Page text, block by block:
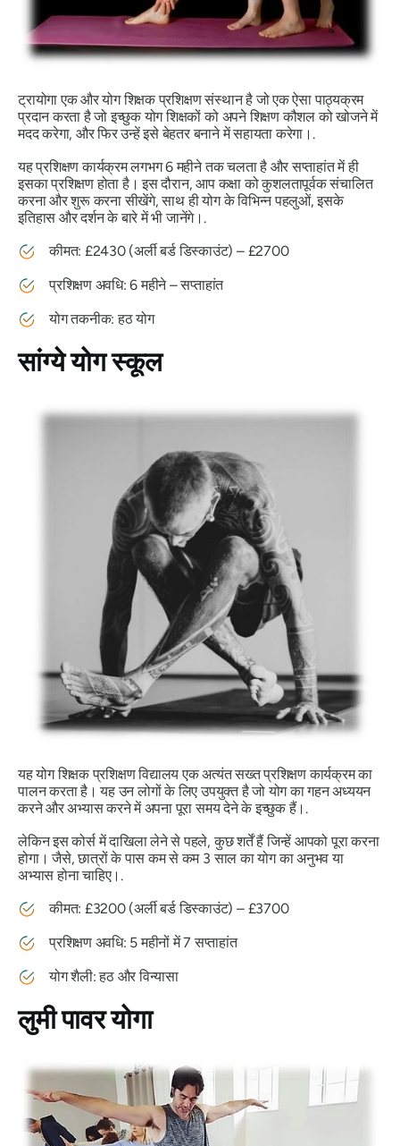
ट्रायोगा एक और योग शिक्षक प्रशिक्षण संस्थान है जो एक ऐसा पाठ्यक्रम
प्रदान करता है जो इच्छुक योग शिक्षकों को अपने शिक्षण कौशल को खोजने में
मदद करेगा, और फिर उन्हें इसे बेहतर बनाने में सहायता करेगा।.
यह प्रशिक्षण कार्यक्रम लगभग 6 महीने तक चलता है और सप्ताहांत में ही
इसका प्रशिक्षण होता है। इस दौरान, आप कक्षा को कुशलतापूर्वक संचालित
करना और शुरू करना सीखेंगे, साथ ही योग के विभिन्न पहलुओं, इसके
इतिहास और दर्शन के बारे में भी जानेंगे।.
कीमत: £2430 (अर्ली बर्ड डिस्काउंट) – £2700
प्रशिक्षण अवधि: 6 महीने – सप्ताहांत
योग तकनीक: हठ योग
सांग्ये योग स्कूल
यह योग शिक्षक प्रशिक्षण विद्यालय एक अत्यंत सख्त प्रशिक्षण कार्यक्रम का
पालन करता है। यह उन लोगों के लिए उपयुक्त है जो योग का गहन अध्ययन
करने और अभ्यास करने में अपना पूरा समय देने के इच्छुक हैं।.
लेकिन इस कोर्स में दाखिला लेने से पहले, कुछ शर्तें हैं जिन्हें आपको पूरा करना
होगा। जैसे, छात्रों के पास कम से कम 3 साल का योग का अनुभव या
अभ्यास होना चाहिए।.
कीमत: £3200 (अर्ली बर्ड डिस्काउंट) – £3700
प्रशिक्षण अवधि: 5 महीनों में 7 सप्ताहांत
योग शैली: हठ और विन्यासा
लुमी पावर योगा